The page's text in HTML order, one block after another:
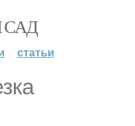
САД
статьи